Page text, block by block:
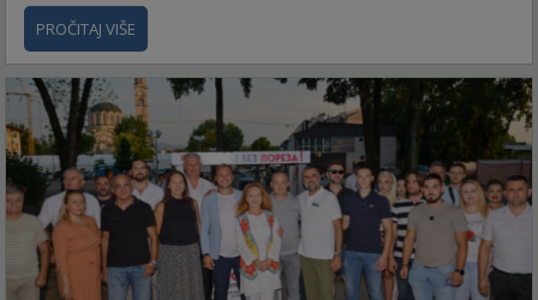
PROČITAJ VIŠE